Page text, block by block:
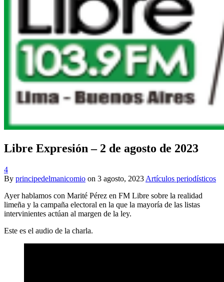
Libre Expresión – 2 de agosto de 2023
4
By principedelmanicomio on 3 agosto, 2023 Artículos periodísticos
Ayer hablamos con Marité Pérez en FM Libre sobre la realidad
limeña y la campaña electoral en la que la mayoría de las listas
intervinientes actúan al margen de la ley.
Este es el audio de la charla.